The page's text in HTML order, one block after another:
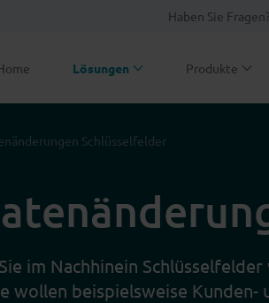
Haben Sie Fragen?
Lösungen Produkte
Schlüsselfelder
im Nachhinein
wollen beispielsweise